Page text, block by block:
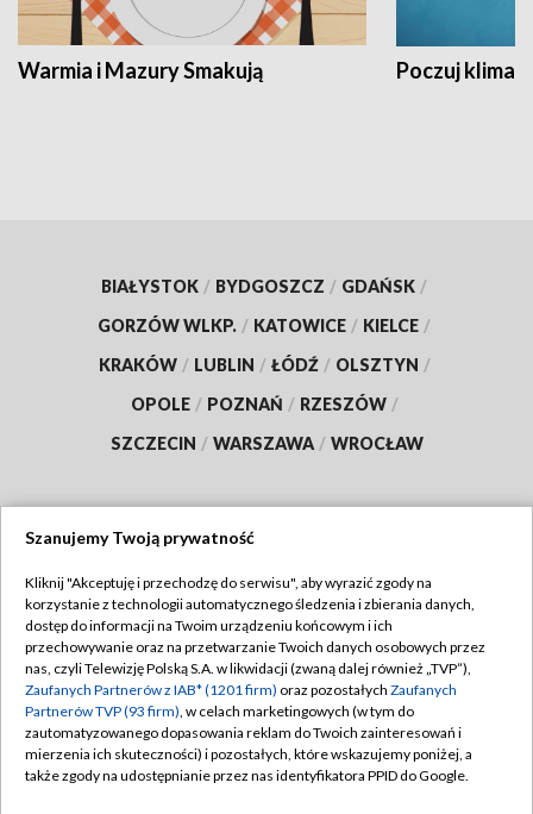
Warmia i Mazury Smakują Poczuj klimat
BIAŁYSTOK / BYDGOSZCZ / GDAŃSK /
GORZÓW WLKP. / KATOWICE / KIELCE /
KRAKÓW / LUBLIN / ŁÓDŹ / OLSZTYN /
OPOLE / POZNAŃ / RZESZÓW /
SZCZECIN / WARSZAWA / WROCŁAW
TVP
Abonament TVP
Emisja w TVP
Centrum informacji TVP
Naziemna Telewizja Cyfrowa
Regulamin TVP
Polityka prywatności
Moje zgody
Pomoc
Szanujemy Twoją prywatność
Kliknij "Akceptuję i przechodzę do serwisu", aby wyrazić zgody na
korzystanie z technologii automatycznego śledzenia i zbierania danych,
dostęp do informacji na Twoim urządzeniu końcowym i ich
przechowywanie oraz na przetwarzanie Twoich danych osobowych przez
nas, czyli Telewizję Polską S.A. w likwidacji (zwaną dalej również „TVP”),
Zaufanych Partnerów z IAB* (1201 firm) oraz pozostałych Zaufanych
Partnerów TVP (93 firm), w celach marketingowych (w tym do
zautomatyzowanego dopasowania reklam do Twoich zainteresowań i
mierzenia ich skuteczności) i pozostałych, które wskazujemy poniżej, a
także zgody na udostępnianie przez nas identyfikatora PPID do Google.